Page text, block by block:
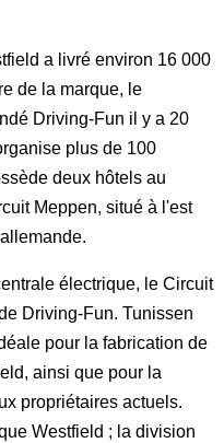
a livré environ 16 000
de la marque, le
Driving-Fun il y a 20
plus de 100
deux hôtels au
Meppen, situé à l'est
électrique, le Circuit
Driving-Fun. Tunissen
pour la fabrication de
ainsi que pour la
propriétaires actuels.
Westfield ; la division